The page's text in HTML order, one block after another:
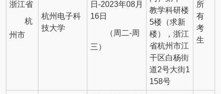
浙江省
杭
州市
杭州电子科
技大学
日-2023年08月
16日
（周二-周
三）
教学科研楼
5楼（求新
楼），浙江
省杭州市江
干区白杨街
道2号大街1
158号
所
有
考
生